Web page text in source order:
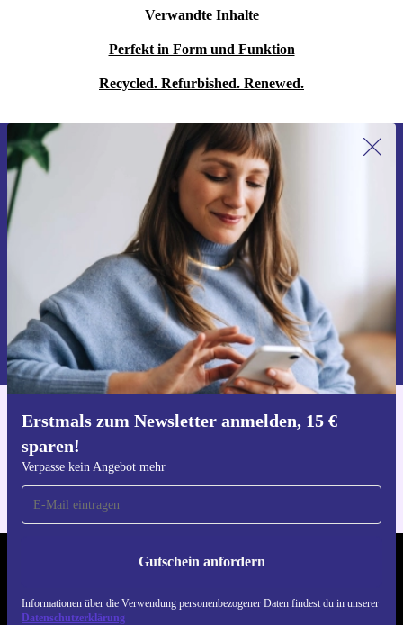
Verwandte Inhalte
Perfekt in Form und Funktion
Recycled. Refurbished. Renewed.
Erstmals zum Newsletter anmelden, 15 €
sparen!
Verpasse kein Angebot mehr
Gutschein anfordern
Informationen über die Verwendung personenbezogener Daten findest du in unserer
Datenschutzerklärung
Erstmals zum Newsletter anmelden,
15 € sparen!
Verpasse kein Angebot mehr.
Gutschein anfordern
Informationen über die Verwendung personenbezogener Daten findest
du in unserer
Datenschutzerklärung.
Hol dir die refurbed-App
REFURBED ÖSTERREICH - RETHINK NEW.
FOLGE UNS